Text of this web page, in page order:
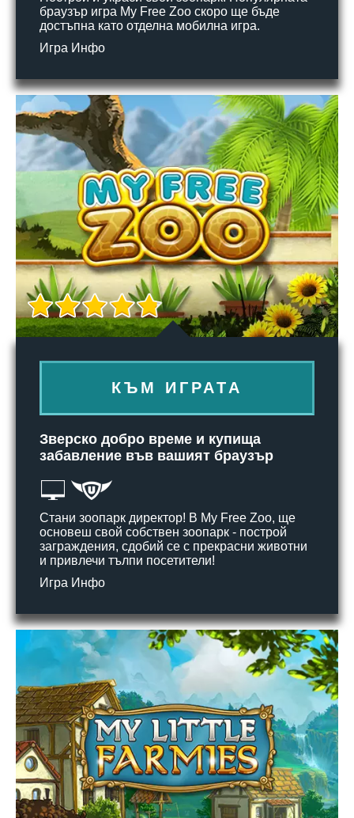
браузър игра My Free Zoo скоро ще бъде
достъпна като отделна мобилна игра.
Игра Инфо
КЪМ ИГРАТА
Зверско добро време и купища
забавление във вашият браузър
Стани зоопарк директор! В My Free Zoo, ще
основеш свой собствен зоопарк - построй
заграждения, сдобий се с прекрасни животни
и привлечи тълпи посетители!
Игра Инфо